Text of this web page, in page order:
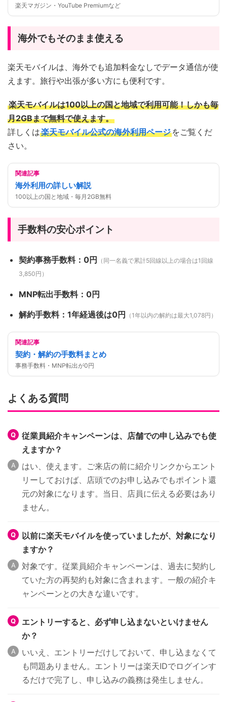
楽天マガジン・YouTube Premiumなど
海外でもそのまま使える
楽天モバイルは、海外でも追加料金なしでデータ通信が使
えます。旅行や出張が多い方にも便利です。
楽天モバイルは100以上の国と地域で利用可能！しかも毎
月2GBまで無料で使えます。
詳しくは楽天モバイル公式の海外利用ページ をご覧くだ
さい。
関連記事
海外利用の詳しい解説
100以上の国と地域・毎月2GB無料
手数料の安心ポイント
契約事務手数料：0円
（同一名義で累計5回線以上の場合は1回線
3,850円）
MNP転出手数料：0円
解約手数料：1年経過後は0円
（1年以内の解約は最大1,078円）
関連記事
契約・解約の手数料まとめ
事務手数料・MNP転出が0円
よくある質問
従業員紹介キャンペーンは、店舗での申し込みでも使
えますか？
はい、使えます。ご来店の前に紹介リンクからエント
リーしておけば、店頭でのお申し込みでもポイント還
元の対象になります。当日、店員に伝える必要はあり
ません。
以前に楽天モバイルを使っていましたが、対象になり
ますか？
対象です。従業員紹介キャンペーンは、過去に契約し
ていた方の再契約も対象に含まれます。一般の紹介キ
ャンペーンとの大きな違いです。
エントリーすると、必ず申し込まないといけません
か？
いいえ、エントリーだけしておいて、申し込まなくて
も問題ありません。エントリーは楽天IDでログインす
るだけで完了し、申し込みの義務は発生しません。